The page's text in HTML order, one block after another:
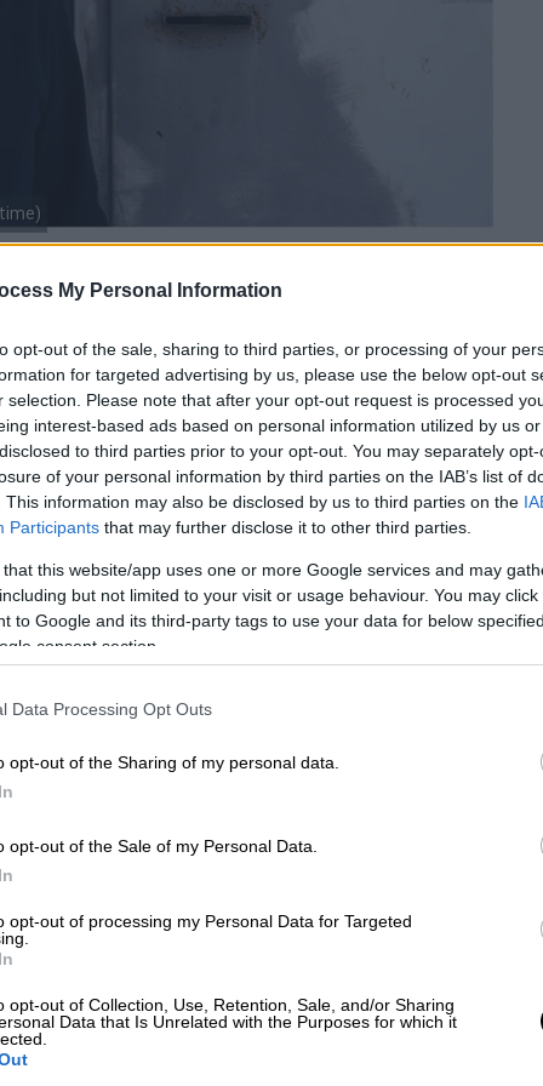
My Personal Information
opt-out of the sale, sharing to third parties, or processing of your
for targeted advertising by us, please use the below opt-out
selection. Please note that after your opt-out request is processed
interest-based ads based on personal information utilized by us
to third parties prior to your opt-out. You may separately
of your personal information by third parties on the IAB’s list of
This information may also be disclosed by us to third parties on the
Participants that may further disclose it to other third parties.
that this website/app uses one or more Google services and may
but not limited to your visit or usage behaviour. You may
to Google and its third-party tags to use your data for below
consent section.
Data Processing Opt Outs
opt-out of the Sharing of my personal data.
opt-out of the Sale of my Personal Data.
opt-out of processing my Personal Data for Targeted
opt-out of Collection, Use, Retention, Sale, and/or Sharing
Data that Is Unrelated with the Purposes for which it
το ΕΘΝΟΣ στη Google
που νοσηλεύεται οΔημήτρης
περίπου άτομα συγκεντρώθηκαν
απεργό πείνας. Συναγερμός έχει σημάνει
δυνάμεις οι οποίες
φτάσουν στην κεντρική είσοδο του
Στο σημείο σημειώθηκε
συνθήματα υπέρ τουΚουφοντίνα
αρκετούς από αυτούς.
Επιδεινώθηκε η υγεία του - Η